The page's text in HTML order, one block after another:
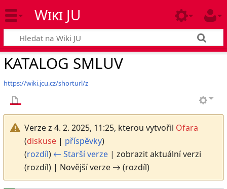
Wiki JU
KATALOG SMLUV
https://wiki.jcu.cz/shorturl/z
Verze z 4. 2. 2025, 11:25, kterou vytvořil Ofara
(diskuse| příspěvky)
(rozdíl) ← Starší verze| zobrazit aktuální verzi
(rozdíl) | Novější verze → (rozdíl)